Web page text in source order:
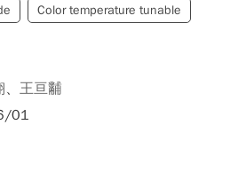
Color temperature tunable
、 王亘黼
01